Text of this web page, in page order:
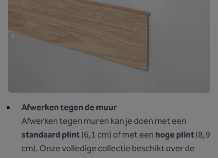
Afwerken tegen de muur
Afwerken tegen muren kan je doen met een
standaard plint(6,1 cm) of met een hoge plint(8,9
cm). Onze volledige collectie beschikt over de